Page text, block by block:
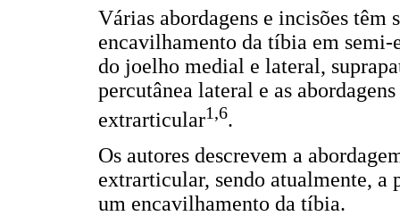
Várias abordagens e incisões
encavilhamento da tíbia em
do joelho medial e lateral,
percutânea lateral e as
extrarticular1,6.
Os autores descrevem a
extrarticular, sendo atualmente, a
um encavilhamento da tíbia.